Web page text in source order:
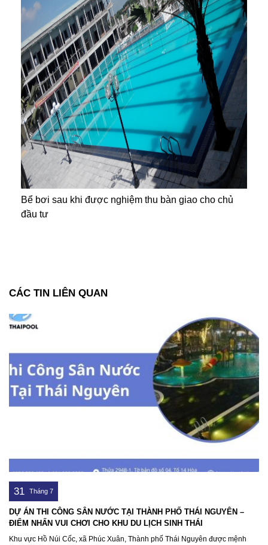
Bể bơi sau khi được nghiệm thu bàn giao cho chủ
đầu tư
CÁC TIN LIÊN QUAN
31 Tháng 7
DỰ ÁN BỂ BƠI AN THÁI LẮP ĐẶT TẠI VINHOMES GREEN BAY –
GIẢI PHÁP NHANH GỌN CHO BIỆT THỰ ĐÔ THỊ
Vinhomes Green Bay Mễ Trì là khu đô thị biệt thự, liền kề cao cấp nằm ngay